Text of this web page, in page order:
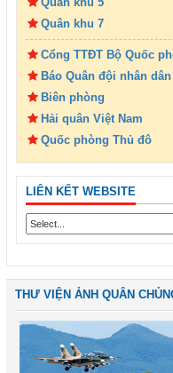
Quân khu 7
Cổng TTĐT Bộ Quốc
Báo Quân đội nhân dân
Biên phòng
Hải quân Việt Nam
Quốc phòng Thủ đô
LIÊN KẾT WEBSITE
THƯ VIỆN ẢNH QUÂN